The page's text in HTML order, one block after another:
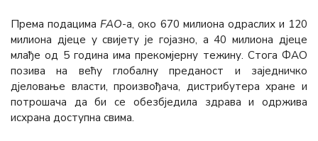
Према подацимаFАО-а, око 670 милиона одраслих и 120
милиона дјеце у свијету је гојазно, а 40 милиона дјеце
млађе од 5 година има прекомјерну тежину. Стога ФАО
позива на већу глобалну преданост и заједничко
дјеловање власти, произвођача, дистрибутера хране и
потрошача да би се обезбједила здрава и одржива
исхрана доступна свима.